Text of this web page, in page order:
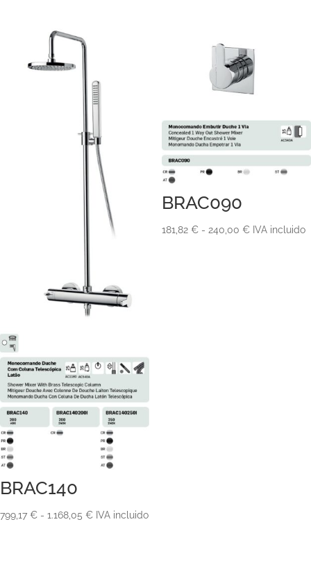
BRAC140
799,17 € - 1.168,05 €Rango
IVA incluido
BRAC090
181,82 € - 240,00 €Rango
IVA incluido